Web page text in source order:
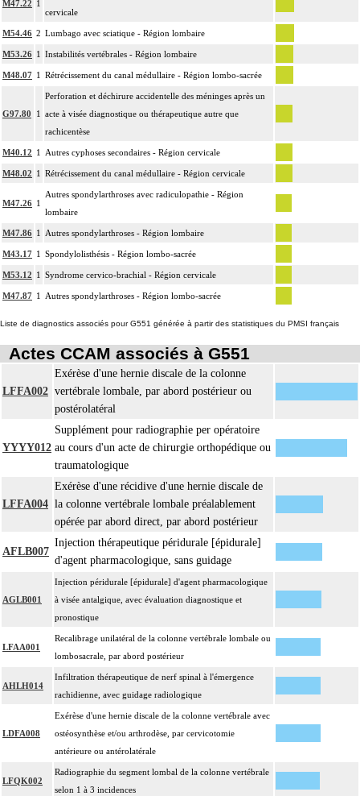
M47.22 1
cervicale
M54.46 2 Lumbago avec sciatique - Région lombaire
M53.26 1 Instabilités vertébrales - Région lombaire
M48.07 1 Rétrécissement du canal médullaire - Région lombo-sacrée
G97.80 1
Perforation et déchirure accidentelle des méninges après un
acte à visée diagnostique ou thérapeutique autre que
rachicentèse
M40.12 1 Autres cyphoses secondaires - Région cervicale
M48.02 1 Rétrécissement du canal médullaire - Région cervicale
M47.26 1
Autres spondylarthroses avec radiculopathie - Région
lombaire
M47.86 1 Autres spondylarthroses - Région lombaire
M43.17 1 Spondylolisthésis - Région lombo-sacrée
M53.12 1 Syndrome cervico-brachial - Région cervicale
M47.87 1 Autres spondylarthroses - Région lombo-sacrée
Liste de diagnostics associés pour G551 générée à partir des statistiques du PMSI français
Actes CCAM associés à G551
LFFA002
Exérèse d'une hernie discale de la colonne
vertébrale lombale, par abord postérieur ou
postérolatéral
YYYY012
Supplément pour radiographie per opératoire
au cours d'un acte de chirurgie orthopédique ou
traumatologique
LFFA004
Exérèse d'une récidive d'une hernie discale de
la colonne vertébrale lombale préalablement
opérée par abord direct, par abord postérieur
AFLB007
Injection thérapeutique péridurale [épidurale]
d'agent pharmacologique, sans guidage
AGLB001
Injection péridurale [épidurale] d'agent pharmacologique
à visée antalgique, avec évaluation diagnostique et
pronostique
LFAA001
Recalibrage unilatéral de la colonne vertébrale lombale ou
lombosacrale, par abord postérieur
AHLH014
Infiltration thérapeutique de nerf spinal à l'émergence
rachidienne, avec guidage radiologique
LDFA008
Exérèse d'une hernie discale de la colonne vertébrale avec
ostéosynthèse et/ou arthrodèse, par cervicotomie
antérieure ou antérolatérale
LFQK002
Radiographie du segment lombal de la colonne vertébrale
selon 1 à 3 incidences